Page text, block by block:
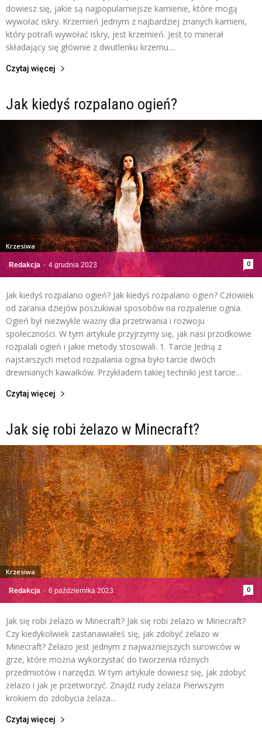
dowiesz się, jakie są najpopularniejsze kamienie, które mogą
wywołać iskry. Krzemień Jednym z najbardziej znanych kamieni,
który potrafi wywołać iskry, jest krzemień. Jest to minerał
składający się głównie z dwutlenku krzemu....
Czytaj więcej
Jak kiedyś rozpalano ogień?
Redakcja - 4 grudnia 2023 0
Krzesiwa
Jak kiedyś rozpalano ogień? Jak kiedyś rozpalano ogień? Człowiek
od zarania dziejów poszukiwał sposobów na rozpalenie ognia.
Ogień był niezwykle ważny dla przetrwania i rozwoju
społeczności. W tym artykule przyjrzymy się, jak nasi przodkowie
rozpalali ogień i jakie metody stosowali. 1. Tarcie Jedną z
najstarszych metod rozpalania ognia było tarcie dwóch
drewnianych kawałków. Przykładem takiej techniki jest tarcie...
Czytaj więcej
Jak się robi żelazo w Minecraft?
Redakcja - 6 października 2023 0
Krzesiwa
Jak się robi żelazo w Minecraft? Jak się robi żelazo w Minecraft?
Czy kiedykolwiek zastanawiałeś się, jak zdobyć żelazo w
Minecraft? Żelazo jest jednym z najważniejszych surowców w
grze, które można wykorzystać do tworzenia różnych
przedmiotów i narzędzi. W tym artykule dowiesz się, jak zdobyć
żelazo i jak je przetworzyć. Znajdź rudy żelaza Pierwszym
krokiem do zdobycia żelaza...
Czytaj więcej